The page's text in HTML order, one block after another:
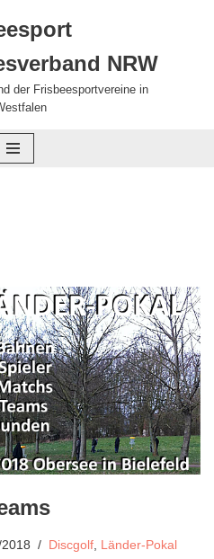
NRW
der Frisbeesportvereine in
Discgolf, Länder-Pokal